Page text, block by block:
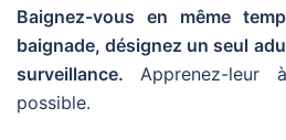
Baignez-vous en même
baignade, désignez un seul
surveillance. Apprenez-
possible.